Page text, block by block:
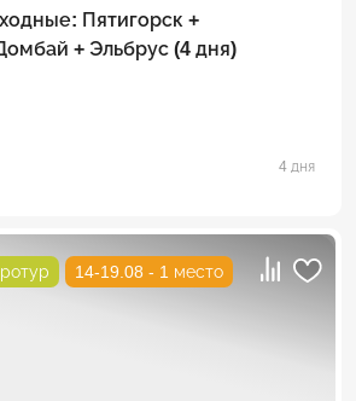
Пятигорск +
+ Эльбрус (4 дня)
4 дня
14-19.08 - 1 место